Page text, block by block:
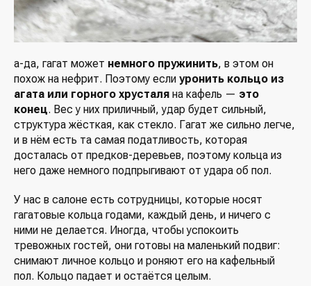
а-да, гагат может немного пружинить, в этом он
похож на нефрит. Поэтому если уронить кольцо из
агата или горного хрусталя на кафель — это
конец. Вес у них приличный, удар будет сильный,
структура жёсткая, как стекло. Гагат же сильно легче,
и в нём есть та самая податливость, которая
досталась от предков-деревьев, поэтому кольца из
него даже немного подпрыгивают от удара об пол.
У нас в салоне есть сотрудницы, которые носят
гагатовые кольца годами, каждый день, и ничего с
ними не делается. Иногда, чтобы успокоить
тревожных гостей, они готовы на маленький подвиг:
снимают личное кольцо и роняют его на кафельный
пол. Кольцо падает и остаётся целым.